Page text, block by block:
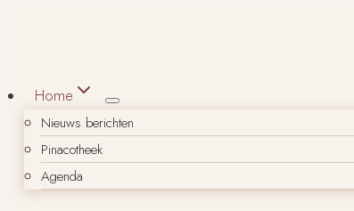
Home
Nieuws berichten
Pinacotheek
Agenda